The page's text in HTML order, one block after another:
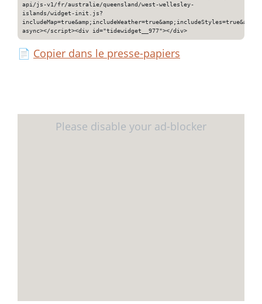
api/js-v1/fr/australie/queensland/west-wellesley-
islands/widget-init.js?
async></script><div id="tidewidget__977"></div>
📄 Copier dans le presse-papiers